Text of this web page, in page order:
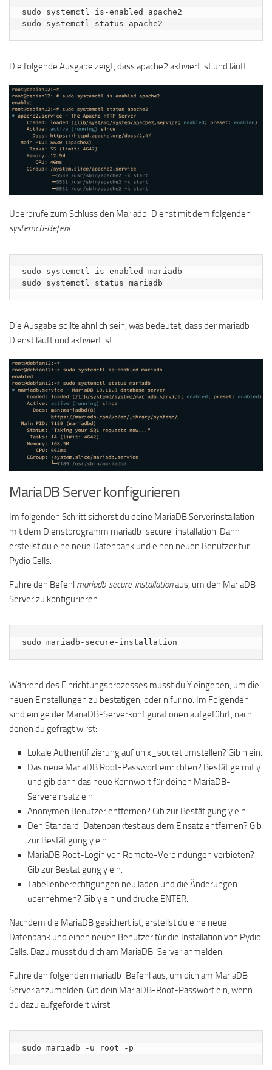
sudo systemctl is-enabled apache2
sudo systemctl status apache2
Die folgende Ausgabe zeigt, dass apache2 aktiviert ist und läuft.
Überprüfe zum Schluss den Mariadb-Dienst mit dem folgenden
systemctl-Befehl.
sudo systemctl is-enabled mariadb
sudo systemctl status mariadb
Die Ausgabe sollte ähnlich sein, was bedeutet, dass der mariadb-
Dienst läuft und aktiviert ist.
MariaDB Server konfigurieren
Im folgenden Schritt sicherst du deine MariaDB Serverinstallation
mit dem Dienstprogramm mariadb-secure-installation. Dann
erstellst du eine neue Datenbank und einen neuen Benutzer für
Pydio Cells.
Führe den Befehl mariadb-secure-installationaus, um den MariaDB-
Server zu konfigurieren.
sudo mariadb-secure-installation
Während des Einrichtungsprozesses musst du Y eingeben, um die
neuen Einstellungen zu bestätigen, oder n für no. Im Folgenden
sind einige der MariaDB-Serverkonfigurationen aufgeführt, nach
denen du gefragt wirst:
Lokale Authentifizierung auf unix_socket umstellen? Gib n ein.
Das neue MariaDB Root-Passwort einrichten? Bestätige mit y
und gib dann das neue Kennwort für deinen MariaDB-
Servereinsatz ein.
Anonymen Benutzer entfernen? Gib zur Bestätigung y ein.
Den Standard-Datenbanktest aus dem Einsatz entfernen? Gib
zur Bestätigung y ein.
MariaDB Root-Login von Remote-Verbindungen verbieten?
Gib zur Bestätigung y ein.
Tabellenberechtigungen neu laden und die Änderungen
übernehmen? Gib y ein und drücke ENTER.
Nachdem die MariaDB gesichert ist, erstellst du eine neue
Datenbank und einen neuen Benutzer für die Installation von Pydio
Cells. Dazu musst du dich am MariaDB-Server anmelden.
Führe den folgenden mariadb-Befehl aus, um dich am MariaDB-
Server anzumelden. Gib dein MariaDB-Root-Passwort ein, wenn
du dazu aufgefordert wirst.
sudo mariadb -u root -p